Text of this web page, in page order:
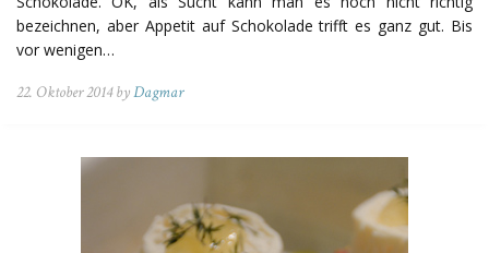
bezeichnen, aber Appetit auf Schokolade trifft es ganz gut. Bis
vor wenigen…
22. Oktober 2014 byDagmar